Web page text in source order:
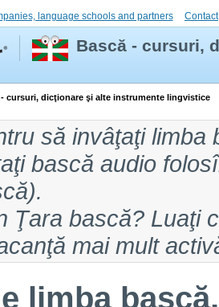
language schools and partners Contact
Bască - cursuri,
- cursuri, dicţionare şi alte instrumente lingvistice
să invâţaţi limba
bască audio
).
Ţara bască? Luaţi
mai mult
limba